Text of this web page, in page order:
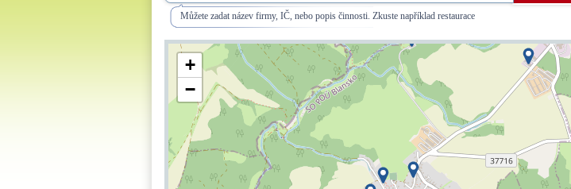
Můžete zadat název firmy, IČ, nebo popis činnosti. Zkuste například restaurace
+
−